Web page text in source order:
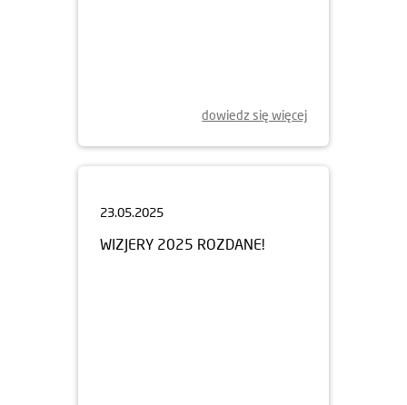
dowiedz się więcej
WIZJERY 2025 ROZDANE!